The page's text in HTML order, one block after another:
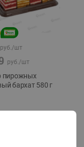
руб./шт
руб./шт
пирожных
бархат 580 г